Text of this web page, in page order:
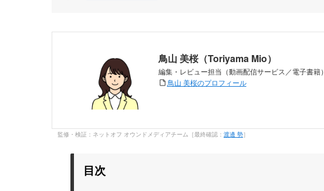
鳥山 美桜（Toriyama Mio）
編集・レビュー担当（動画配信サービス／電子書籍）
鳥山 美桜のプロフィール
監修・検証：ネットオフ オウンドメディアチーム［最終確認： 渡邊 勢］
目次